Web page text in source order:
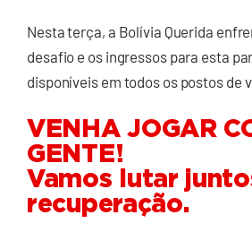
Nesta terça, a Bolívia Querida
desafio e os ingressos para esta
disponíveis em todos os postos de
VENHA JOGAR
GENTE!
Vamos lutar
recuperação.